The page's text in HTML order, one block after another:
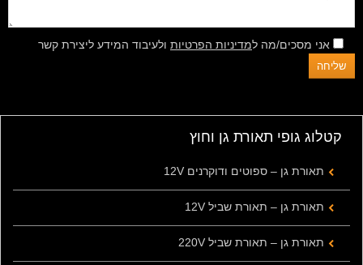
אני מסכים/מה למדיניות הפרטיות ולעיבוד המידע ליצירת קשר
קטלוג גופי תאורת גן וחוץ
תאורת גן – ספוטים ודוקרנים 12V
תאורת גן – תאורת שביל 12V
תאורת גן – תאורת שביל 220V